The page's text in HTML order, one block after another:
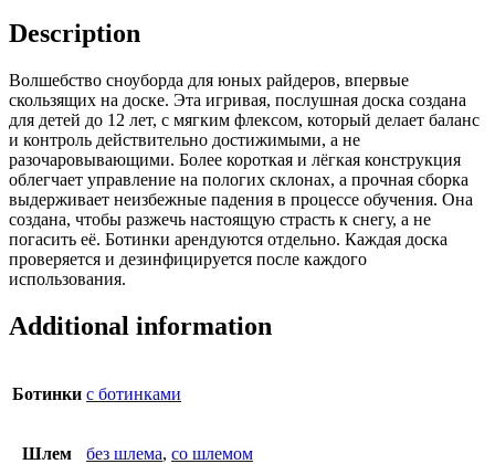
Description
Волшебство сноуборда для юных райдеров, впервые
скользящих на доске. Эта игривая, послушная доска создана
для детей до 12 лет, с мягким флексом, который делает баланс
и контроль действительно достижимыми, а не
разочаровывающими. Более короткая и лёгкая конструкция
облегчает управление на пологих склонах, а прочная сборка
выдерживает неизбежные падения в процессе обучения. Она
создана, чтобы разжечь настоящую страсть к снегу, а не
погасить её. Ботинки арендуются отдельно. Каждая доска
проверяется и дезинфицируется после каждого
использования.
Additional information
Ботинки с ботинками
Шлем без шлема, со шлемом